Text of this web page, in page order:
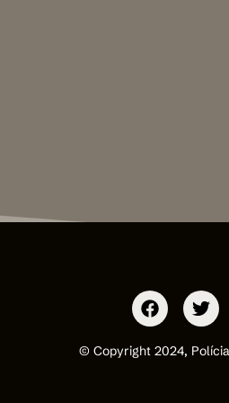
© Copyright 2024,